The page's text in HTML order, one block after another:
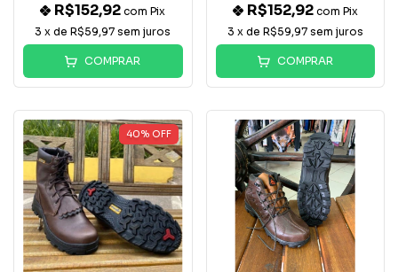
R$152,92com Pix
3 x deR$59,97 sem juros
COMPRAR
R$152,92 com Pix
3 x de R$59,97 sem juros
COMPRAR
40% OFF